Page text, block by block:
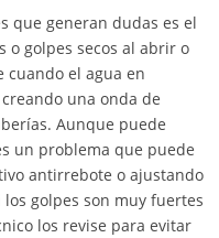
que generan dudas es el
o golpes secos al abrir o
cuando el agua en
una onda de
Aunque puede
un problema que puede
antirrebote o ajustando
golpes son muy fuertes
los revise para evitar